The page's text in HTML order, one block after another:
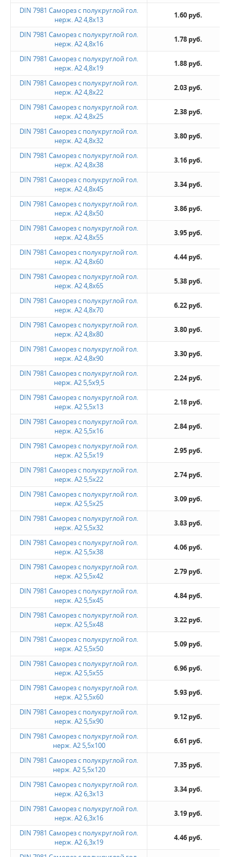
DIN 7981 Саморез с полукруглой гол.
нерж. А2 4,8х13
1.60 руб.
DIN 7981 Саморез с полукруглой гол.
нерж. А2 4,8х16
1.78 руб.
DIN 7981 Саморез с полукруглой гол.
нерж. А2 4,8х19
1.88 руб.
DIN 7981 Саморез с полукруглой гол.
нерж. А2 4,8х22
2.03 руб.
DIN 7981 Саморез с полукруглой гол.
нерж. А2 4,8х25
2.38 руб.
DIN 7981 Саморез с полукруглой гол.
нерж. А2 4,8х32
3.80 руб.
DIN 7981 Саморез с полукруглой гол.
нерж. А2 4,8х38
3.16 руб.
DIN 7981 Саморез с полукруглой гол.
нерж. А2 4,8х45
3.34 руб.
DIN 7981 Саморез с полукруглой гол.
нерж. А2 4,8х50
3.86 руб.
DIN 7981 Саморез с полукруглой гол.
нерж. А2 4,8х55
3.95 руб.
DIN 7981 Саморез с полукруглой гол.
нерж. А2 4,8х60
4.44 руб.
DIN 7981 Саморез с полукруглой гол.
нерж. А2 4,8х65
5.38 руб.
DIN 7981 Саморез с полукруглой гол.
нерж. А2 4,8х70
6.22 руб.
DIN 7981 Саморез с полукруглой гол.
нерж. А2 4,8х80
3.80 руб.
DIN 7981 Саморез с полукруглой гол.
нерж. А2 4,8х90
3.30 руб.
DIN 7981 Саморез с полукруглой гол.
нерж. А2 5,5х9,5
2.24 руб.
DIN 7981 Саморез с полукруглой гол.
нерж. А2 5,5х13
2.18 руб.
DIN 7981 Саморез с полукруглой гол.
нерж. А2 5,5х16
2.84 руб.
DIN 7981 Саморез с полукруглой гол.
нерж. А2 5,5х19
2.95 руб.
DIN 7981 Саморез с полукруглой гол.
нерж. А2 5,5х22
2.74 руб.
DIN 7981 Саморез с полукруглой гол.
нерж. А2 5,5х25
3.09 руб.
DIN 7981 Саморез с полукруглой гол.
нерж. А2 5,5х32
3.83 руб.
DIN 7981 Саморез с полукруглой гол.
нерж. А2 5,5х38
4.06 руб.
DIN 7981 Саморез с полукруглой гол.
нерж. А2 5,5х42
2.79 руб.
DIN 7981 Саморез с полукруглой гол.
нерж. А2 5,5х45
4.84 руб.
DIN 7981 Саморез с полукруглой гол.
нерж. А2 5,5х48
3.22 руб.
DIN 7981 Саморез с полукруглой гол.
нерж. А2 5,5х50
5.09 руб.
DIN 7981 Саморез с полукруглой гол.
нерж. А2 5,5х55
6.96 руб.
DIN 7981 Саморез с полукруглой гол.
нерж. А2 5,5х60
5.93 руб.
DIN 7981 Саморез с полукруглой гол.
нерж. А2 5,5х90
9.12 руб.
DIN 7981 Саморез с полукруглой гол.
нерж. А2 5,5х100
6.61 руб.
DIN 7981 Саморез с полукруглой гол.
нерж. А2 5,5х120
7.35 руб.
DIN 7981 Саморез с полукруглой гол.
нерж. А2 6,3х13
3.34 руб.
DIN 7981 Саморез с полукруглой гол.
нерж. А2 6,3х16
3.19 руб.
DIN 7981 Саморез с полукруглой гол.
нерж. А2 6,3х19
4.46 руб.